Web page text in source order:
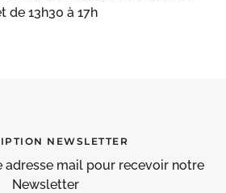
de 13h30 à 17h
NEWSLETTER
adresse mail pour recevoir notre
Newsletter